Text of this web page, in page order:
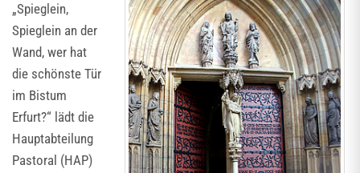
„Spieglein,
Spieglein an der
Wand, wer hat
die schönste Tür
im Bistum
Erfurt?“ lädt die
Hauptabteilung
Pastoral (HAP)